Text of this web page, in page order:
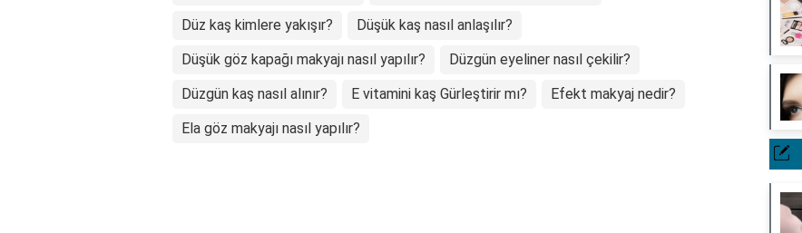
Düz kaş kimlere yakışır?
Düşük kaş nasıl anlaşılır?
Düşük göz kapağı makyajı nasıl yapılır?
Düzgün eyeliner nasıl çekilir?
Düzgün kaş nasıl alınır?
E vitamini kaş Gürleştirir mı?
Efekt makyaj nedir?
Ela göz makyajı nasıl yapılır?